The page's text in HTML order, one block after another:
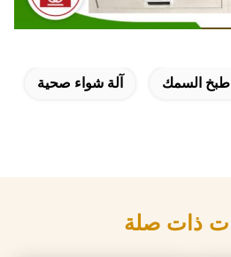
السمك آلة شواء صحية
ذات صلة